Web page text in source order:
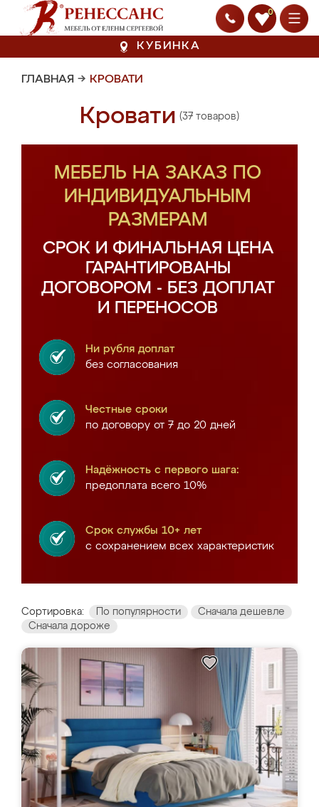
0
КУБИНКА
ГЛАВНАЯ → КРОВАТИ
Кровати (37 товаров)
МЕБЕЛЬ НА ЗАКАЗ ПО
ИНДИВИДУАЛЬНЫМ
РАЗМЕРАМ
СРОК И ФИНАЛЬНАЯ ЦЕНА
ГАРАНТИРОВАНЫ
ДОГОВОРОМ - БЕЗ ДОПЛАТ
И ПЕРЕНОСОВ
Ни рубля доплат
без согласования
Честные сроки
по договору от 7 до 20 дней
Надёжность с первого шага:
предоплата всего 10%
Срок службы 10+ лет
с сохранением всех характеристик
Сортировка: По популярности
Сначала дешевле
Сначала дороже